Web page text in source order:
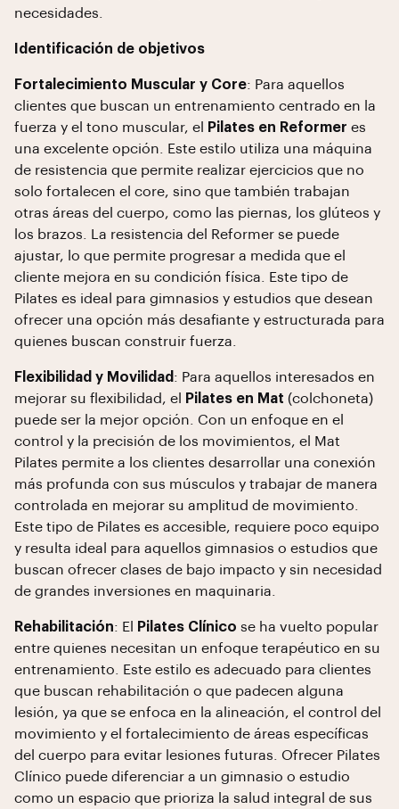
necesidades.
Identificación de objetivos
Fortalecimiento Muscular y Core: Para aquellos
clientes que buscan un entrenamiento centrado en la
fuerza y el tono muscular, el
Pilates en Reformer es
una excelente opción. Este estilo utiliza una máquina
de resistencia que permite realizar ejercicios que no
solo fortalecen el core, sino que también trabajan
otras áreas del cuerpo, como las piernas, los glúteos y
los brazos. La resistencia del Reformer se puede
ajustar, lo que permite progresar a medida que el
cliente mejora en su condición física. Este tipo de
Pilates es ideal para gimnasios y estudios que desean
ofrecer una opción más desafiante y estructurada para
quienes buscan construir fuerza.
Flexibilidad y Movilidad : Para aquellos interesados en
mejorar su flexibilidad, el
Pilates en Mat (colchoneta)
puede ser la mejor opción. Con un enfoque en el
control y la precisión de los movimientos, el Mat
Pilates permite a los clientes desarrollar una conexión
más profunda con sus músculos y trabajar de manera
controlada en mejorar su amplitud de movimiento.
Este tipo de Pilates es accesible, requiere poco equipo
y resulta ideal para aquellos gimnasios o estudios que
buscan ofrecer clases de bajo impacto y sin necesidad
de grandes inversiones en maquinaria.
Rehabilitación: El Pilates Clínico se ha vuelto popular
entre quienes necesitan un enfoque terapéutico en su
entrenamiento. Este estilo es adecuado para clientes
que buscan rehabilitación o que padecen alguna
lesión, ya que se enfoca en la alineación, el control del
movimiento y el fortalecimiento de áreas específicas
del cuerpo para evitar lesiones futuras. Ofrecer Pilates
Clínico puede diferenciar a un gimnasio o estudio
como un espacio que prioriza la salud integral de sus